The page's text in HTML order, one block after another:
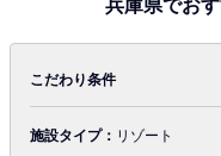
こだわり条件
施設タイプ： リゾート